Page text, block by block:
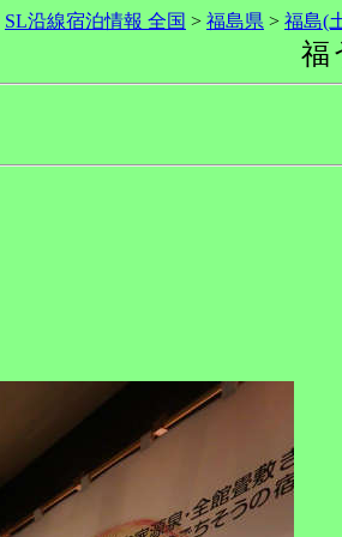
SL沿線宿泊情報 全国 > 福島県 > 福島(
福